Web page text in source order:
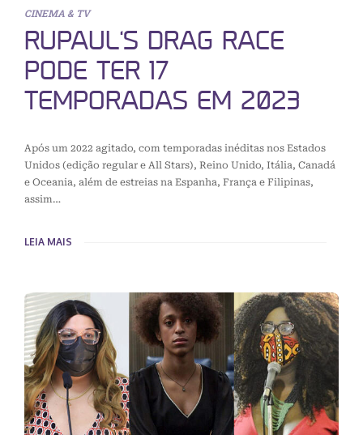
CINEMA & TV
RUPAUL’S DRAG RACE
PODE TER 17
TEMPORADAS EM 2023
Após um 2022 agitado, com temporadas inéditas nos Estados
Unidos (edição regular e All Stars), Reino Unido, Itália, Canadá
e Oceania, além de estreias na Espanha, França e Filipinas,
assim…
LEIA MAIS